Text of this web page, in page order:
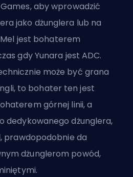
aby wprowadzić
jako dżunglera lub na
Mel jest bohaterem
gdy Yunara jest ADC.
może być grana
to bohater ten jest
górnej linii, a
dedykowanego dżunglera,
prawdopodobnie da
dżunglerom powód,